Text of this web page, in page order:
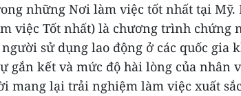
những Nơi làm việc tốt nhất tại Mỹ.
việc Tốt nhất) là chương trình chứng
sử dụng lao động ở các quốc gia
gắn kết và mức độ hài lòng của nhân
mang lại trải nghiệm làm việc xuất